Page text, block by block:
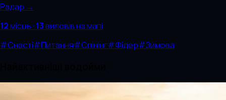
Радар →
12місць · 13виловівна мапі
#Снасті#Питання#Спінінг#Фідер#Зимова